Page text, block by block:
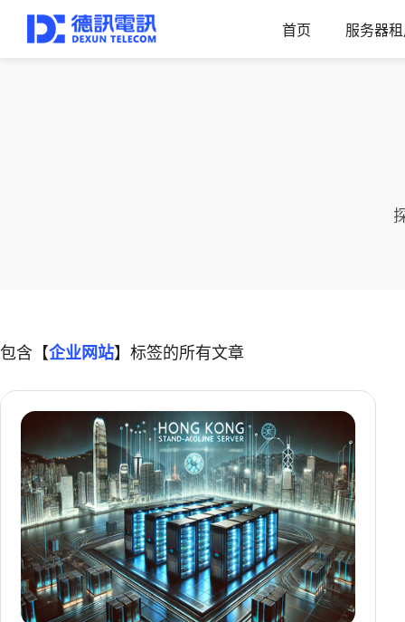
首页 服务器
包含【企业网站】标签的所有文章